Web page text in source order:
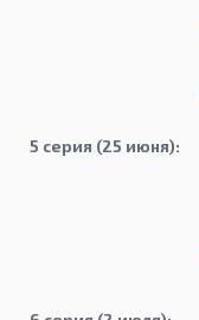
5 серия (25 июня):